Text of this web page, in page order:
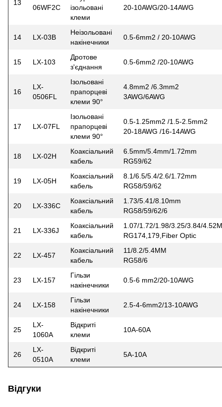
13
06WF2C
ізольовані
клеми
20-10AWG/20-14AWG
14 LX-03B
Неізольовані
накінечники
0.5-6mm2 / 20-10AWG
15 LX-103
Дротове
з'єднання
0.5-6mm2 /20-10AWG
16
LX-
0506FL
Ізольовані
прапорцеві
клеми 90°
4.8mm2 /6.3mm2
3AWG/6AWG
17 LX-07FL
Ізольовані
прапорцеві
клеми 90°
0.5-1.25mm2 /1.5-2.5mm2
20-18AWG /16-14AWG
18 LX-02H
Коаксіальний
кабель
6.5mm/5.4mm/1.72mm
RG59/62
19 LX-05H
Коаксіальний
кабель
8.1/6.5/5.4/2.6/1.72mm
RG58/59/62
20 LX-336C
Коаксіальний
кабель
1.73/5.41/8.10mm
RG58/59/62/6
21 LX-336J
Коаксіальний
кабель
1.07/1.72/1.98/3.25/3.84/
RG174,179,Fiber Optic
22 LX-457
Коаксіальний
кабель
11/8.2/5.4MM
RG58/6
23 LX-157
Гільзи
накінечники
0.5-6 mm2/20-10AWG
24 LX-158
Гільзи
накінечники
2.5-4-6mm2/13-10AWG
25
LX-
1060A
Відкриті
клеми
10A-60A
26
LX-
0510A
Відкриті
клеми
5A-10A
Відгуки